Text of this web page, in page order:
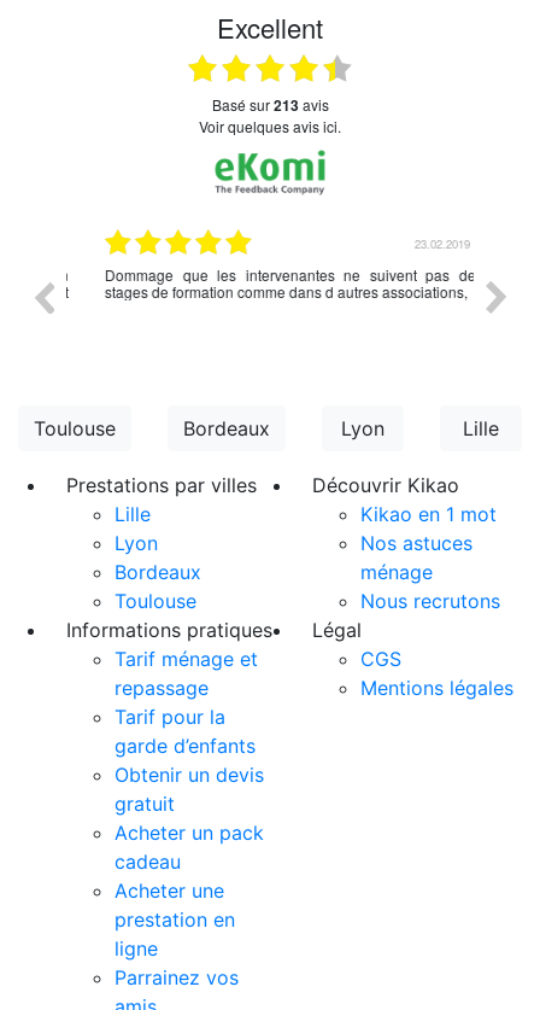
Excellent
basé sur213avis
Voir quelques avis ici.
23.02.2019
Dommage que les intervenantes ne suivent pas de
stages de formation comme dans d autres associations,
Toulouse Bordeaux Lyon Lille
Prestations par villes
Lille
Lyon
Bordeaux
Toulouse
Découvrir Kikao
Kikao en 1 mot
Nos astuces
ménage
Nous recrutons
Informations pratiques
Tarif ménage et
repassage
Tarif pour la
garde d’enfants
Obtenir un devis
gratuit
Acheter un pack
cadeau
Acheter une
prestation en
ligne
Parrainez vos
Légal
CGS
Mentions légales